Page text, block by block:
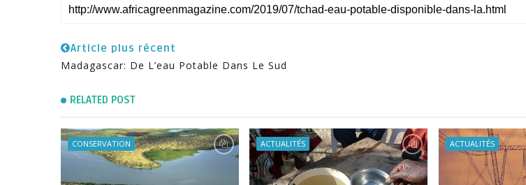
Article plus récent
Madagascar: De L’eau Potable Dans Le Sud
RELATED POST
CONSERVATION ACTUALITÉS ACTUALITÉS